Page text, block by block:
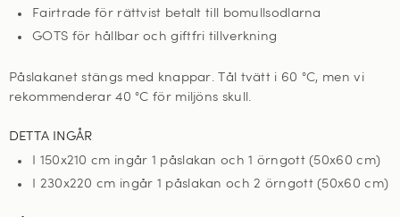
Fairtrade för rättvist betalt till bomullsodlarna
GOTS för hållbar och giftfri tillverkning
Påslakanet stängs med knappar. Tål tvätt i 60 °C, men vi
rekommenderar 40 °C för miljöns skull .
DETTA INGÅR
I 150x210 cm ingår 1 påslakan och 1 örngott (50x60 cm)
I 230x220 cm ingår 1 påslakan och 2 örngott (50x60 cm)